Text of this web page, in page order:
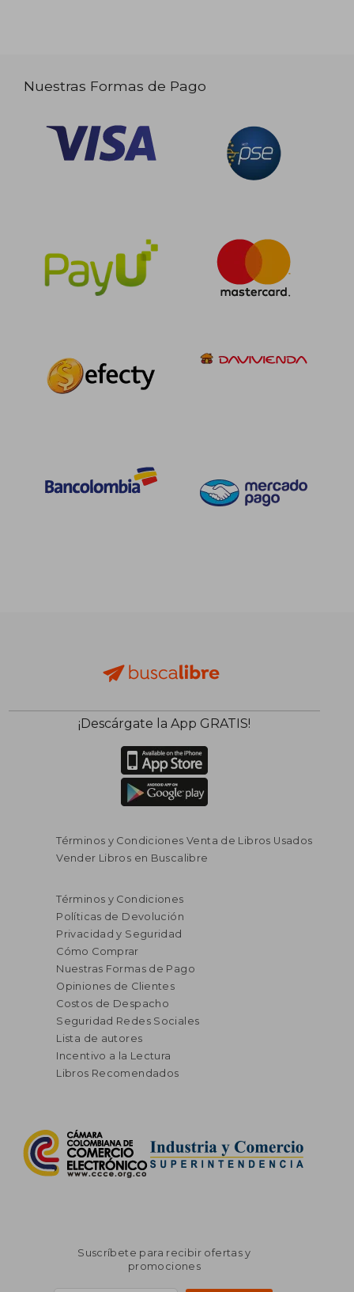
Nuestras Formas de Pago
¡Descárgate la App GRATIS!
Términos y Condiciones Venta de Libros Usados
Vender Libros en Buscalibre
Términos y Condiciones
Políticas de Devolución
Privacidad y Seguridad
Cómo Comprar
Nuestras Formas de Pago
Opiniones de Clientes
Costos de Despacho
Seguridad Redes Sociales
Lista de autores
Incentivo a la Lectura
Libros Recomendados
Suscríbete para recibir ofertas y
promociones